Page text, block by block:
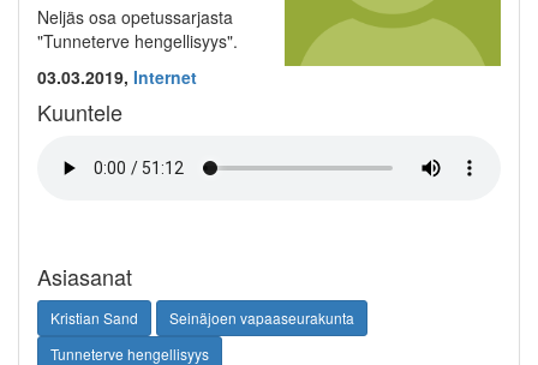
Neljäs osa opetussarjasta
"Tunneterve hengellisyys".
03.03.2019, Internet
Kuuntele
Asiasanat
Kristian Sand
Seinäjoen vapaaseurakunta
Tunneterve hengellisyys